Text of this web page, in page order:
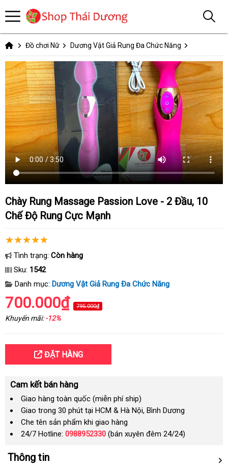
Đồ chơi Nữ Dương Vật Giả Rung Đa Chức Năng
Chày Rung Massage Passion Love - 2 Đầu, 10
Chế Độ Rung Cực Mạnh
Tình trạng: Còn hàng
Sku: 1542
Danh mục: Dương Vật Giả Rung Đa Chức Năng
700.000₫ 795.000₫
Khuyến mãi:-12%
ĐẶT HÀNG
Cam kết bán hàng
Giao hàng toàn quốc (miễn phí ship)
Giao trong 30 phút tại HCM & Hà Nội, Bình Dương
Che tên sản phẩm khi giao hàng
24/7 Hotline: 0988952330 (bán xuyên đêm 24/24)
Thông tin